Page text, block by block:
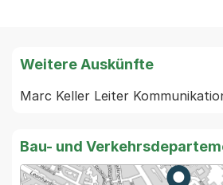
Weitere Auskünfte
Marc Keller Leiter
Bau- und